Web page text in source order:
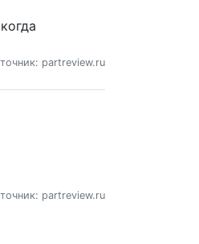
partreview.ru
partreview.ru